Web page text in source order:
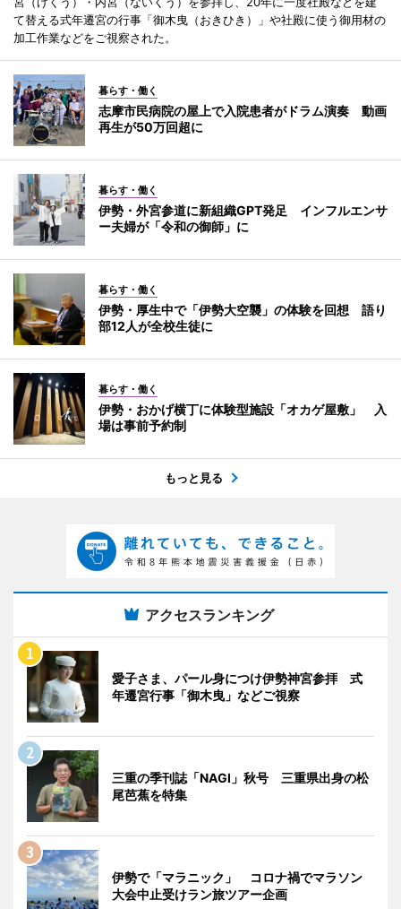
て替える式年遷宮の行事「御木曳（おきひき）」や社殿に使う御用材の
加工作業などをご視察された。
暮らす・働く
志摩市民病院の屋上で入院患者がドラム演奏 動画
再生が50万回超に
暮らす・働く
伊勢・外宮参道に新組織GPT発足 インフルエンサ
ー夫婦が「令和の御師」に
暮らす・働く
伊勢・厚生中で「伊勢大空襲」の体験を回想 語り
部12人が全校生徒に
暮らす・働く
伊勢・おかげ横丁に体験型施設「オカゲ屋敷」 入
場は事前予約制
もっと見る
アクセスランキング
愛子さま、パール身につけ伊勢神宮参拝 式
年遷宮行事「御木曳」などご視察
三重の季刊誌「NAGI」秋号 三重県出身の松
尾芭蕉を特集
伊勢で「マラニック」 コロナ禍でマラソン
大会中止受けラン旅ツアー企画